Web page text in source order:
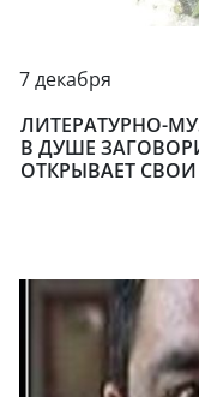
7 декабря
ЛИТЕРАТУРНО-
В ДУШЕ
ОТКРЫВАЕТ